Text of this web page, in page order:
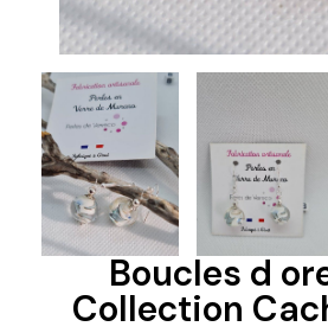
Boucles d
Collection